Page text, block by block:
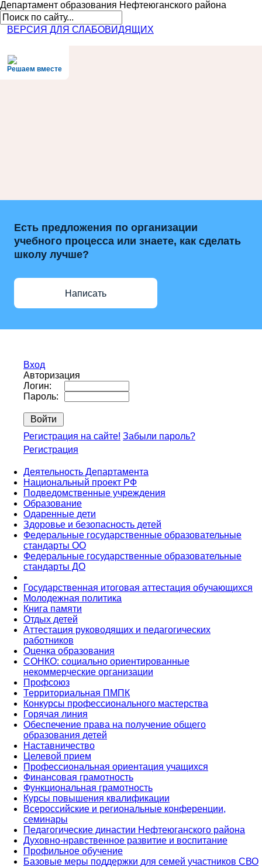
Департамент образования Нефтеюганского района
ВЕРСИЯ ДЛЯ СЛАБОВИДЯЩИХ
Решаем вместе
Есть предложения по организации
учебного процесса или знаете, как сделать
школу лучше?
Написать
Вход
Авторизация
Логин:
Пароль:
Регистрация на сайте! Забыли пароль?
Регистрация
Деятельность Департамента
Национальный проект РФ
Подведомственные учреждения
Образование
Одаренные дети
Здоровье и безопасность детей
Федеральные государственные образовательные
стандарты ОО
Федеральные государственные образовательные
стандарты ДО
Государственная итоговая аттестация обучающихся
Молодежная политика
Книга памяти
Отдых детей
Аттестация руководящих и педагогических
работников
Оценка образования
СОНКО: социально ориентированные
некоммерческие организации
Профсоюз
Территориальная ПМПК
Конкурсы профессионального мастерства
Горячая линия
Обеспечение права на получение общего
образования детей
Наставничество
Целевой прием
Профессиональная ориентация учащихся
Финансовая грамотность
Функциональная грамотность
Курсы повышения квалификации
Всероссийские и региональные конференции,
семинары
Педагогические династии Нефтеюганского района
Духовно-нравственное развитие и воспитание
Профильное обучение
Базовые меры поддержки для семей участников СВО